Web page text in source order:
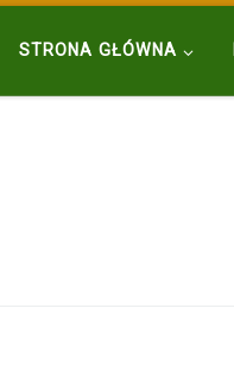
STRONA GŁÓWNA